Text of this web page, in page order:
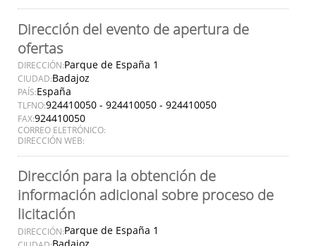
Dirección del evento de apertura de
ofertas
DIRECCIÓN:Parque de España 1
CIUDAD:Badajoz
PAÍS:España
TLFNO:924410050 - 924410050 - 924410050
FAX:924410050
CORREO ELETRÓNICO:
DIRECCIÓN WEB:
Dirección para la obtención de
información adicional sobre proceso de
licitación
DIRECCIÓN:Parque de España 1